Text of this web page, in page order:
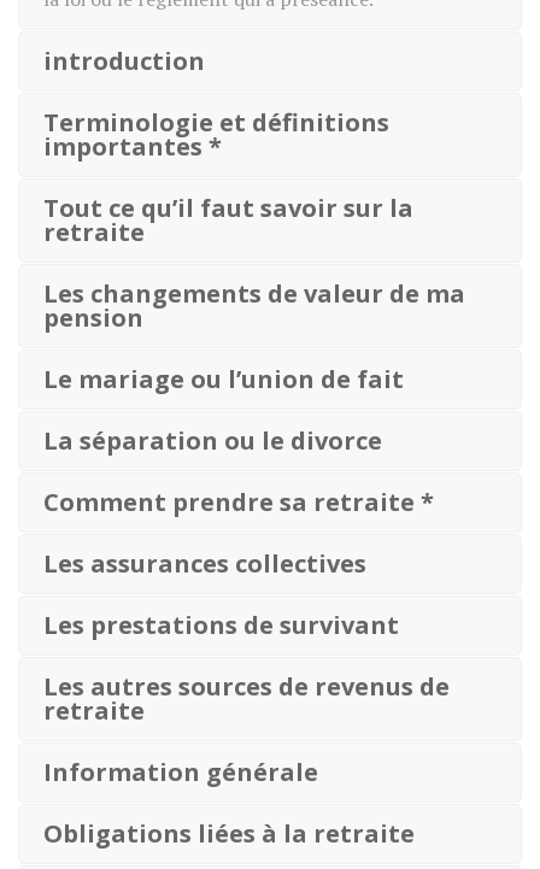
introduction
Terminologie et définitions
importantes *
Tout ce qu’il faut savoir sur la
retraite
Les changements de valeur de ma
pension
Le mariage ou l’union de fait
La séparation ou le divorce
Comment prendre sa retraite *
Les assurances collectives
Les prestations de survivant
Les autres sources de revenus de
retraite
Information générale
Obligations liées à la retraite